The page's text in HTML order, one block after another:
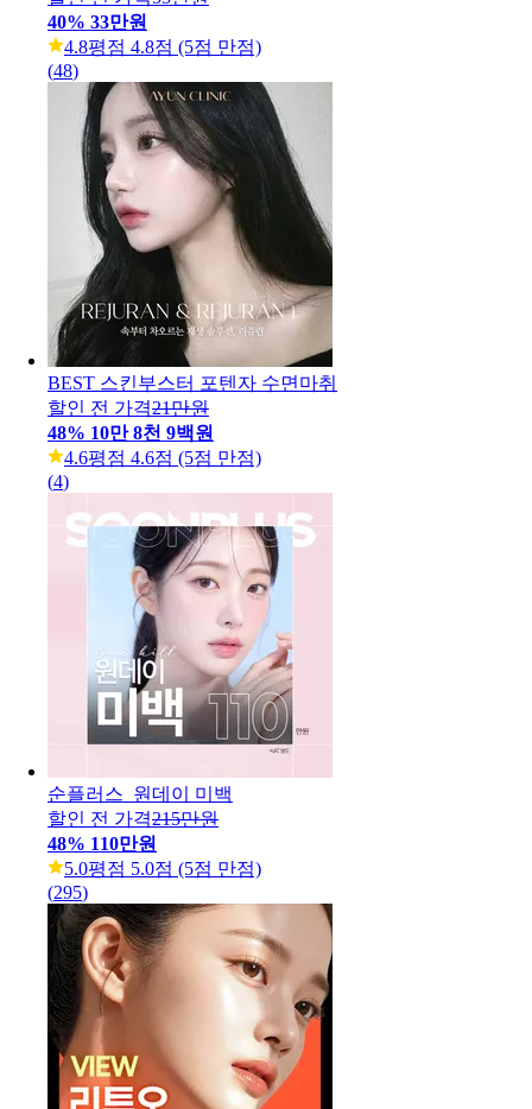
40% 33만원
4.8평점 4.8점 (5점 만점)
(48)
BEST 스킨부스터 포텐자 수면마취
할인 전 가격21만원
48% 10만 8천 9백원
4.6평점 4.6점 (5점 만점)
(4)
순플러스_원데이 미백
할인 전 가격215만원
48% 110만원
5.0평점 5.0점 (5점 만점)
(295)